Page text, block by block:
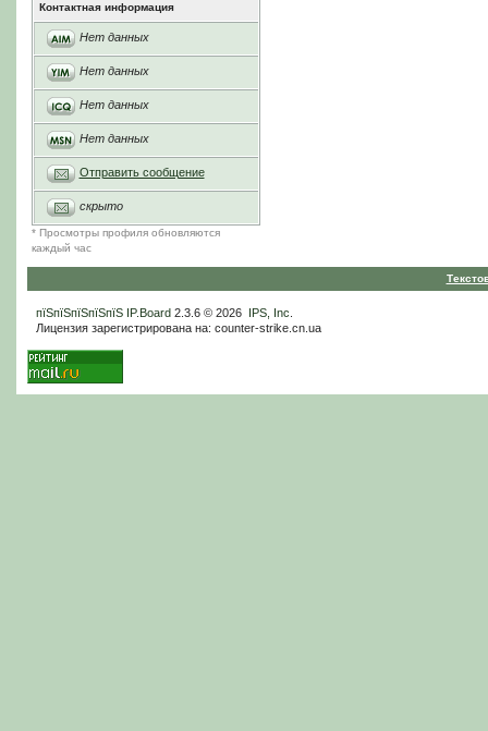
Контактная информация
Нет данных
Нет данных
Нет данных
Нет данных
Отправить сообщение
скрыто
* Просмотры профиля обновляются
каждый час
пїЅпїЅпїЅпїЅпїЅ IP.Board2.3.6 © 2026 IPS, Inc
Лицензия зарегистрирована на: counter-strike.cn.ua